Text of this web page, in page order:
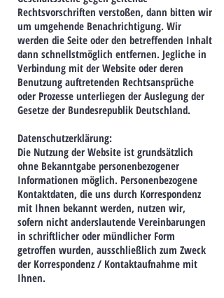
Rechtsvorschriften verstoßen, dann bitten wir
um umgehende Benachrichtigung. Wir
werden die Seite oder den betreffenden Inhalt
dann schnellstmöglich entfernen. Jegliche in
Verbindung mit der Website oder deren
Benutzung auftretenden Rechtsansprüche
oder Prozesse unterliegen der Auslegung der
Gesetze der Bundesrepublik Deutschland.
Datenschutzerklärung:
Die Nutzung der Website ist grundsätzlich
ohne Bekanntgabe personenbezogener
Informationen möglich. Personenbezogene
Kontaktdaten, die uns durch Korrespondenz
mit Ihnen bekannt werden, nutzen wir,
sofern nicht anderslautende Vereinbarungen
in schriftlicher oder mündlicher Form
getroffen wurden, ausschließlich zum Zweck
der Korrespondenz / Kontaktaufnahme mit
Ihnen.